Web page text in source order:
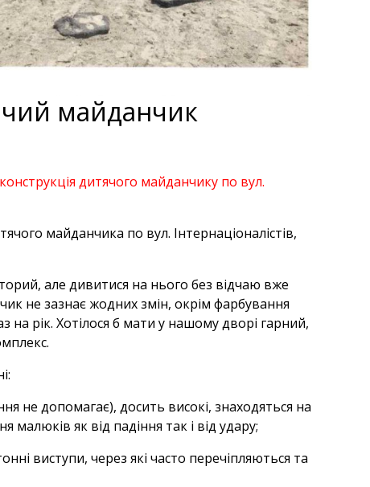
майданчик
дитячого майданчику по вул.
майданчика по вул. Інтернаціоналістів,
але дивитися на нього без відчаю вже
не зазнає жодних змін, окрім фарбування
на рік. Хотілося б мати у нашому дворі гарний,
не допомагає), досить високі, знаходяться на
як від падіння так і від удару;
виступи, через які часто перечіпляються та